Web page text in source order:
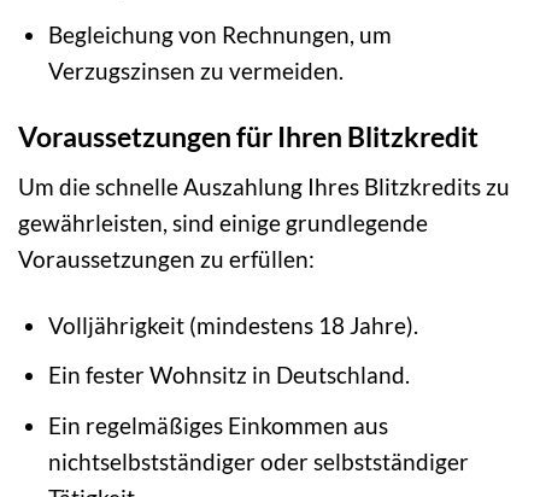
Begleichung von Rechnungen, um
Verzugszinsen zu vermeiden.
Voraussetzungen für Ihren Blitzkredit
Um die schnelle Auszahlung Ihres Blitzkredits zu
gewährleisten, sind einige grundlegende
Voraussetzungen zu erfüllen:
Volljährigkeit (mindestens 18 Jahre).
Ein fester Wohnsitz in Deutschland.
Ein regelmäßiges Einkommen aus
nichtselbstständiger oder selbstständiger